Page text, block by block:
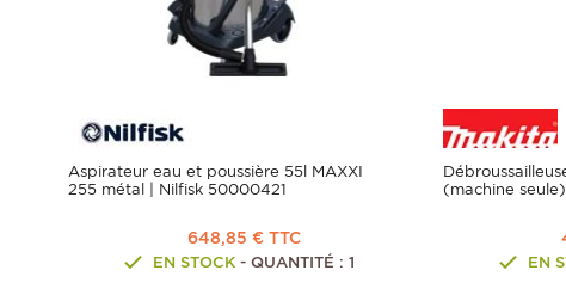
Aspirateur eau et poussière 55l MAXXI
255 métal | Nilfisk 50000421
648,85 € TTC
EN STOCK - QUANTITÉ : 1
(machine
EN